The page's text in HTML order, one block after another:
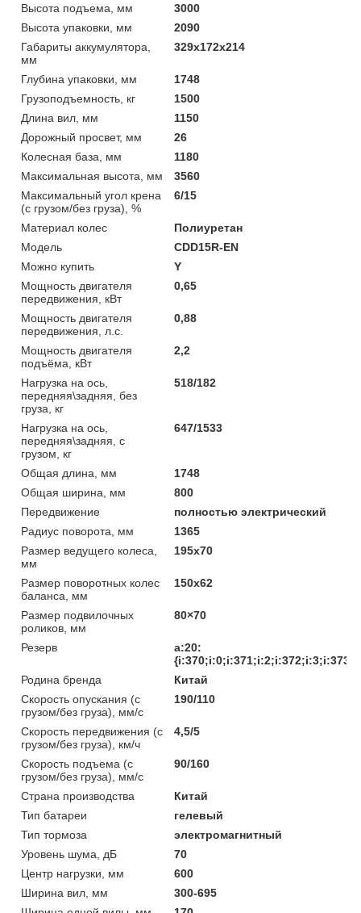
Высота подъема, мм
3000
Высота упаковки, мм
2090
Габариты аккумулятора,
мм
329х172х214
Глубина упаковки, мм
1748
Грузоподъемность, кг
1500
Длина вил, мм
1150
Дорожный просвет, мм
26
Колесная база, мм
1180
Максимальная высота, мм
3560
Максимальный угол крена
(с грузом/без груза), %
6/15
Материал колес
Полиуретан
Модель
CDD15R-EN
Можно купить
Y
Мощность двигателя
передвижения, кВт
0,65
Мощность двигателя
передвижения, л.с.
0,88
Мощность двигателя
подъёма, кВт
2,2
Нагрузка на ось,
передняя\задняя, без
груза, кг
518/182
Нагрузка на ось,
передняя\задняя, с
грузом, кг
647/1533
Общая длина, мм
1748
Общая ширина, мм
800
Передвижение
полностью электрический
Радиус поворота, мм
1365
Размер ведущего колеса,
мм
195х70
Размер поворотных колес
баланса, мм
150х62
Размер подвилочных
роликов, мм
80×70
Резерв
a:20:
Родина бренда
Китай
Скорость опускания (с
грузом/без груза), мм/с
190/110
Скорость передвижения (с
грузом/без груза), км/ч
4,5/5
Скорость подъема (с
грузом/без груза), мм/с
90/160
Страна производства
Китай
Тип батареи
гелевый
Тип тормоза
электромагнитный
Уровень шума, дБ
70
Центр нагрузки, мм
600
Ширина вил, мм
300-695